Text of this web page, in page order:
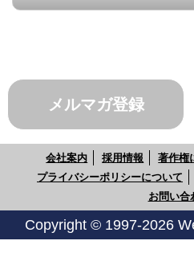
メルマガ登録
会社案内 採用情報 著作権
プライバシーポリシーについて
お問い合
Copyright © 1997-2026